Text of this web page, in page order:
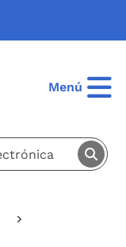
Menú